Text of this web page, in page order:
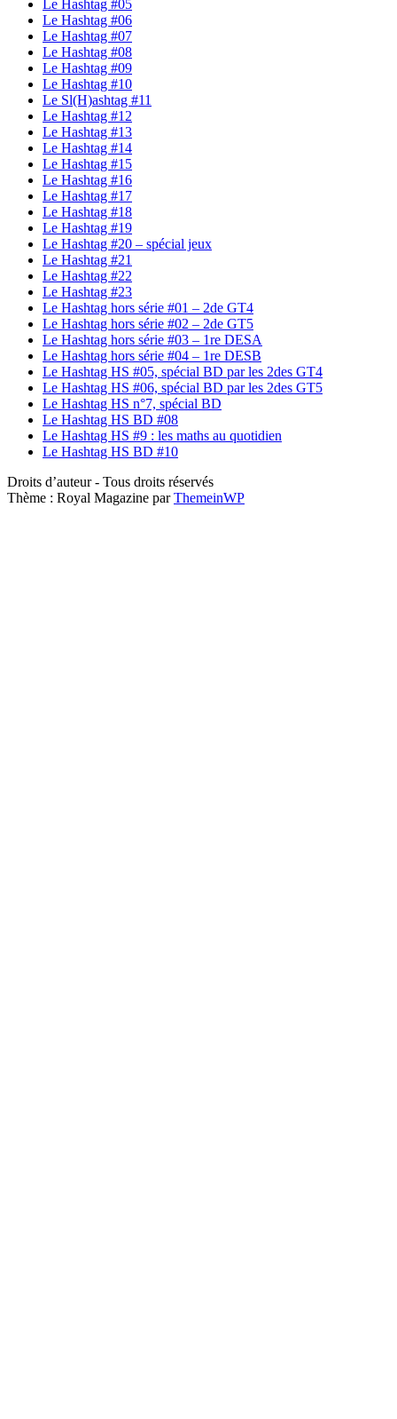
Le Hashtag #05
Le Hashtag #06
Le Hashtag #07
Le Hashtag #08
Le Hashtag #09
Le Hashtag #10
Le Sl(H)ashtag #11
Le Hashtag #12
Le Hashtag #13
Le Hashtag #14
Le Hashtag #15
Le Hashtag #16
Le Hashtag #17
Le Hashtag #18
Le Hashtag #19
Le Hashtag #20 – spécial jeux
Le Hashtag #21
Le Hashtag #22
Le Hashtag #23
Le Hashtag hors série #01 – 2de GT4
Le Hashtag hors série #02 – 2de GT5
Le Hashtag hors série #03 – 1re DESA
Le Hashtag hors série #04 – 1re DESB
Le Hashtag HS #05, spécial BD par les 2des GT4
Le Hashtag HS #06, spécial BD par les 2des GT5
Le Hashtag HS n°7, spécial BD
Le Hashtag HS BD #08
Le Hashtag HS #9 : les maths au quotidien
Le Hashtag HS BD #10
Droits d’auteur - Tous droits réservés
Thème : Royal Magazine parThemeinWP